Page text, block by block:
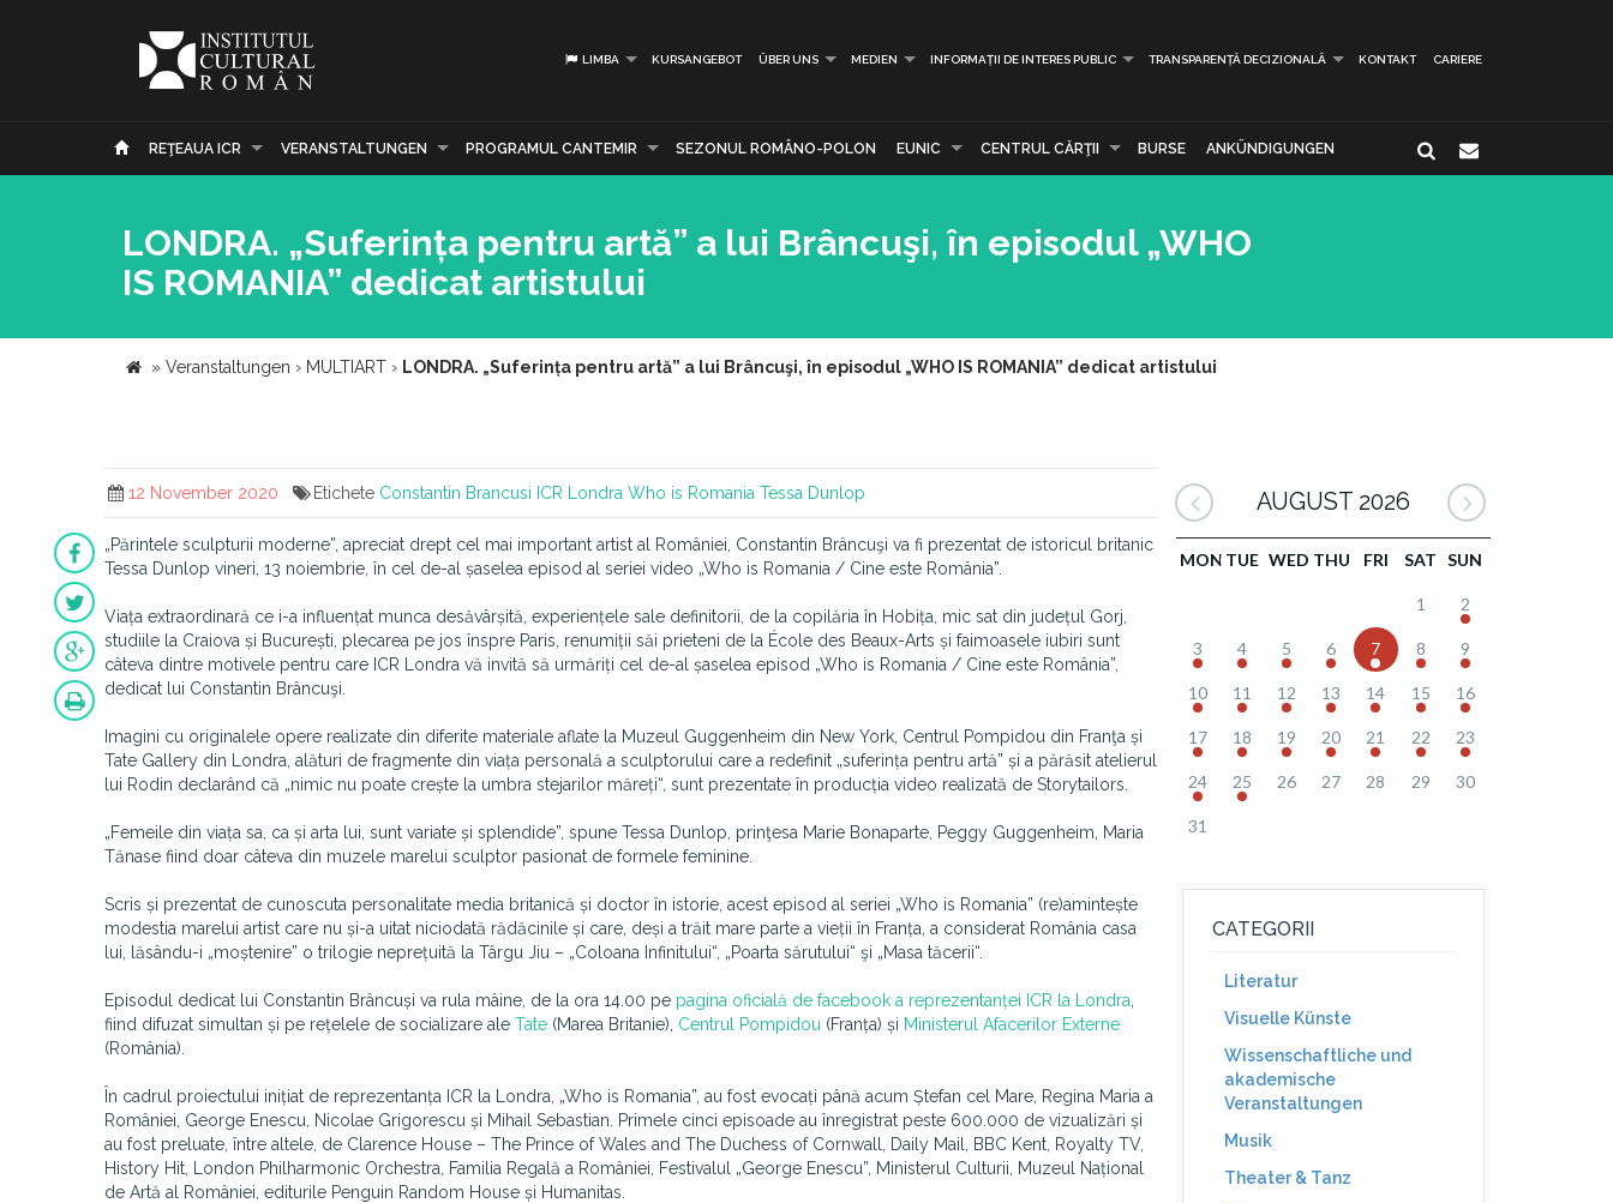
LIMBA KURSANGEBOT ÜBER UNS MEDIEN INFORMAȚII DE INTERES PUBLIC TRANSPARENȚĂ DECIZIONALĂ KONTAKT CARIERE
REŢEAUA ICR VERANSTALTUNGEN PROGRAMUL CANTEMIR SEZONUL ROMÂNO-POLON EUNIC CENTRUL CĂRŢII BURSE ANKÜNDIGUNGEN
LONDRA. „Suferința pentru artă” a lui Brâncuşi, în episodul „WHO
IS ROMANIA” dedicat artistului
» Veranstaltungen › MULTIART › LONDRA. „Suferința pentru artă” a lui Brâncuşi, în episodul „WHO IS ROMANIA” dedicat artistului
12 November 2020 Etichete Constantin Brancusi ICR Londra Who is Romania Tessa Dunlop
„Părintele sculpturii moderne”, apreciat drept cel mai important artist al României, Constantin Brâncuşi va fi prezentat de istoricul britanic
Tessa Dunlop vineri, 13 noiembrie, în cel de-al șaselea episod al seriei video „Who is Romania / Cine este România”.
Viața extraordinară ce i-a influențat munca desăvârșită, experiențele sale definitorii, de la copilăria în Hobița, mic sat din județul Gorj,
studiile la Craiova și București, plecarea pe jos înspre Paris, renumiții săi prieteni de la École des Beaux-Arts și faimoasele iubiri sunt
câteva dintre motivele pentru care ICR Londra vă invită să urmăriți cel de-al șaselea episod „Who is Romania / Cine este România”,
dedicat lui Constantin Brâncuşi.
Imagini cu originalele opere realizate din diferite materiale aflate la Muzeul Guggenheim din New York, Centrul Pompidou din Franţa și
Tate Gallery din Londra, alături de fragmente din viața personală a sculptorului care a redefinit „suferința pentru artă” și a părăsit atelierul
lui Rodin declarând că „nimic nu poate crește la umbra stejarilor măreți“, sunt prezentate în producția video realizată de Storytailors.
„Femeile din viața sa, ca și arta lui, sunt variate și splendide”, spune Tessa Dunlop, prinţesa Marie Bonaparte, Peggy Guggenheim, Maria
Tănase fiind doar câteva din muzele marelui sculptor pasionat de formele feminine.
Scris și prezentat de cunoscuta personalitate media britanică și doctor în istorie, acest episod al seriei „Who is Romania” (re)amintește
modestia marelui artist care nu și-a uitat niciodată rădăcinile și care, deși a trăit mare parte a vieții în Franța, a considerat România casa
lui, lăsându-i „moștenire” o trilogie neprețuită la Târgu Jiu – „Coloana Infinitului“, „Poarta sărutului“ şi „Masa tăcerii“.
Episodul dedicat lui Constantin Brâncuși va rula mâine, de la ora 14.00 pe pagina oficială de facebook a reprezentanței ICR la Londra
fiind difuzat simultan și pe rețelele de socializare ale Tate (Marea Britanie), Centrul Pompidou (Franța) și Ministerul Afacerilor Externe
(România).
În cadrul proiectului inițiat de reprezentanța ICR la Londra, „Who is Romania”, au fost evocați până acum Ștefan cel Mare, Regina Maria a
României, George Enescu, Nicolae Grigorescu și Mihail Sebastian. Primele cinci episoade au înregistrat peste 600.000 de vizualizări și
au fost preluate, între altele, de Clarence House – The Prince of Wales and The Duchess of Cornwall, Daily Mail, BBC Kent, Royalty TV,
History Hit, London Philharmonic Orchestra, Familia Regală a României, Festivalul „George Enescu”, Ministerul Culturii, Muzeul Național
de Artă al României, editurile Penguin Random House și Humanitas.
AUGUST 2026
MON TUE WED THU FRI SAT SUN
1 2
3 4 5 6 7 8 9
10 11 12 13 14 15 16
17 18 19 20 21 22 23
24 25 26 27 28 29 30
31
CATEGORII
Literatur
Visuelle Künste
Wissenschaftliche und
akademische
Veranstaltungen
Musik
Theater & Tanz